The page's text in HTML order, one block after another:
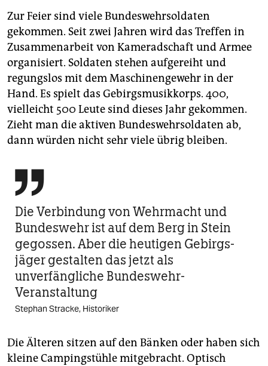
Zur Feier sind viele Bundeswehrsoldaten
gekommen. Seit zwei Jahren wird das Treffen in
Zusammenarbeit von Kameradschaft und Armee
organisiert. Soldaten stehen aufgereiht und
regungslos mit dem Maschinengewehr in der
Hand. Es spielt das Gebirgsmusikkorps. 400,
vielleicht 500 Leute sind dieses Jahr gekommen.
Zieht man die aktiven Bundeswehrsoldaten ab,
dann würden nicht sehr viele übrig bleiben.

Die Verbindung von Wehrmacht und
Bundeswehr ist auf dem Berg in Stein
gegossen. Aber die heutigen Gebirgs­
jäger gestalten das jetzt als
unverfängliche Bundeswehr-
Veranstaltung
Stephan Stracke, Historiker
Die Älteren sitzen auf den Bänken oder haben sich
kleine Campingstühle mitgebracht. Optisch